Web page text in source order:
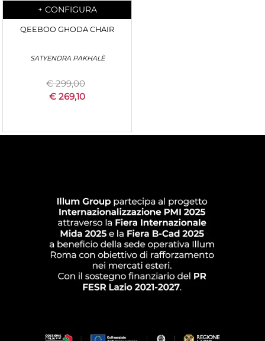
Quantità
+ CONFIGURA
QEEBOO GHODA CHAIR
SATYENDRA PAKHALÈ
€ 299,00
€ 269,10